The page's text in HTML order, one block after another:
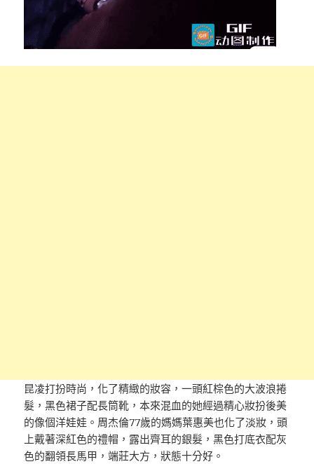
昆凌打扮時尚，化了精緻的妝容，一頭紅棕色的大波浪捲
髮，黑色裙子配長筒靴，本來混血的她經過精心妝扮後美
的像個洋娃娃。周杰倫77歲的媽媽葉惠美也化了淡妝，頭
上戴著深紅色的禮帽，露出齊耳的銀髮，黑色打底衣配灰
色的翻領長馬甲，端莊大方，狀態十分好。